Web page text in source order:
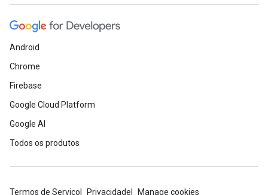
Android
Chrome
Firebase
Google Cloud Platform
Google AI
Todos os produtos
Termos de Serviço Privacidade Manage cookies